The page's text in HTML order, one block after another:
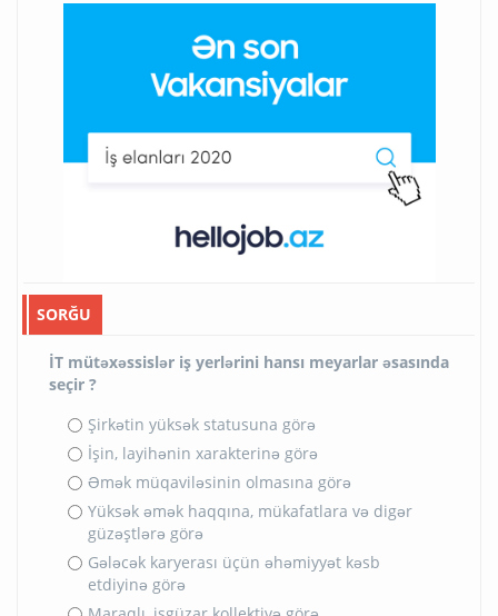
SORĞU
İT mütəxəssislər iş yerlərini hansı meyarlar əsasında
seçir ?
Şirkətin yüksək statusuna görə
İşin, layihənin xarakterinə görə
Əmək müqaviləsinin olmasına görə
Yüksək əmək haqqına, mükafatlara və digər
güzəştlərə görə
Gələcək karyerası üçün əhəmiyyət kəsb
etdiyinə görə